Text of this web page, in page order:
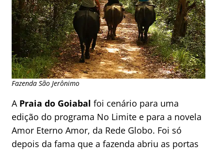
Fazenda São Jerônimo
A Praia do Goiabal foi cenário para uma
edição do programa No Limite e para a novela
Amor Eterno Amor, da Rede Globo. Foi só
depois da fama que a fazenda abriu as portas